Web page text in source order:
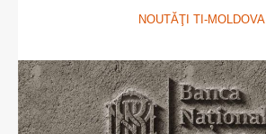
NOUTĂŢI TI-MOLDOVA